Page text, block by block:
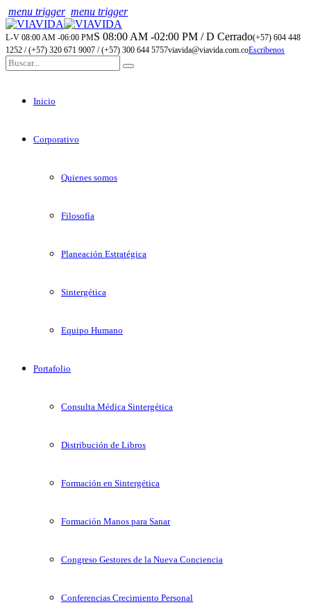
menu trigger menu trigger
L-V 08:00 AM -06:00 PMS 08:00 AM -02:00 PM / D Cerrado(+57) 604 448
1252 / (+57) 320 671 9007 / (+57) 300 644 5757viavida@viavida.com.coEscribenos
Inicio
Corporativo
Quienes somos
Filosofía
Planeación Estratégica
Sintergética
Equipo Humano
Portafolio
Consulta Médica Sintergética
Distribución de Libros
Formación en Sintergética
Formación Manos para Sanar
Congreso Gestores de la Nueva Conciencia
Conferencias Crecimiento Personal